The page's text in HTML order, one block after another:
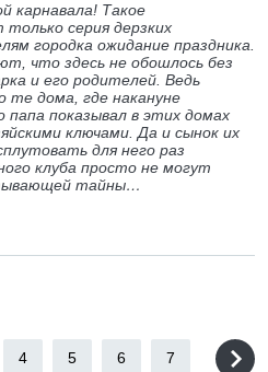
карнавала! Такое
серия дерзких
городка ожидание праздника.
что здесь не обошлось без
и его родителей. Ведь
дома, где накануне
показывал в этих домах
ключами. Да и сынок их
для него раз
клуба просто не могут
тайны…
4 5 6 7